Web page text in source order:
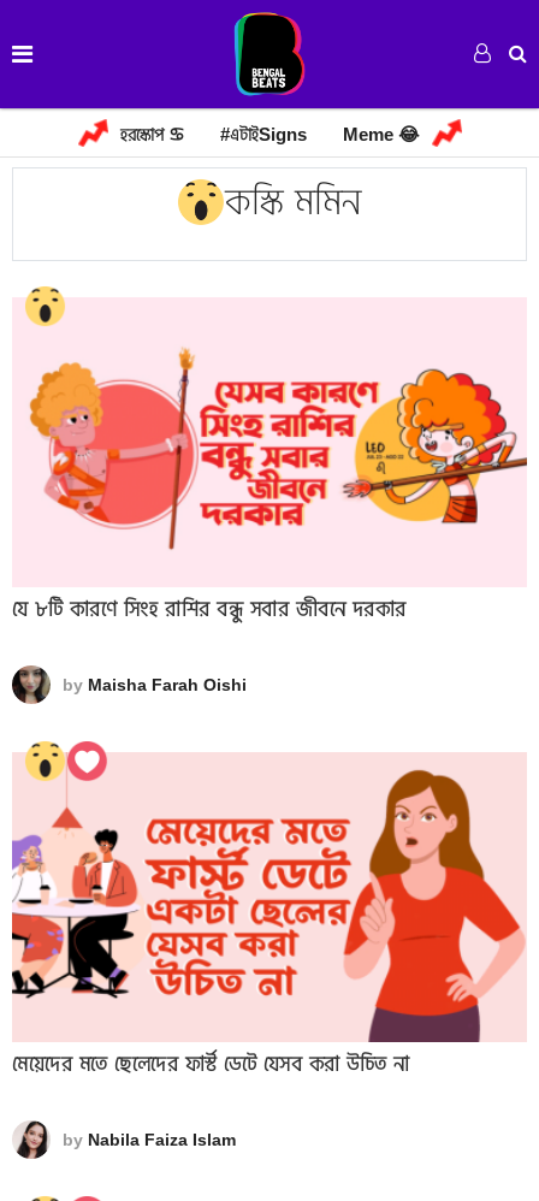
হরস্কোপ ♋ #এটাইSigns Meme 😂
কস্কি মমিন
যে ৮টি কারণে সিংহ রাশির বন্ধু সবার জীবনে দরকার
by Maisha Farah Oishi
মেয়েদের মতে ছেলেদের ফার্স্ট ডেটে যেসব করা উচিত না
by Nabila Faiza Islam